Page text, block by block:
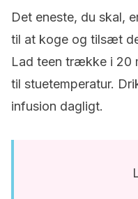
Det eneste, du skal,
til at koge og tilsæt
Lad teen trække i 20
til stuetemperatur.
infusion dagligt.